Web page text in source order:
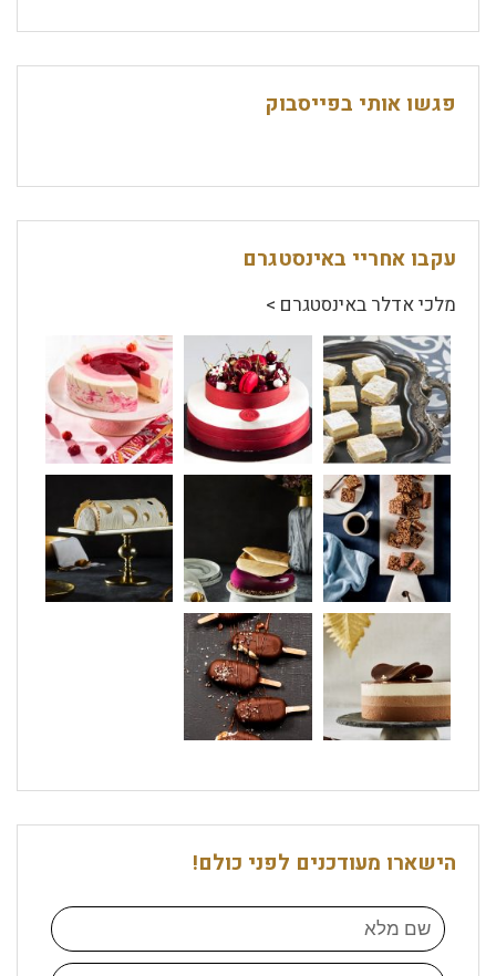
פגשו אותי בפייסבוק
עקבו אחריי באינסטגרם
מלכי אדלר באינסטגרם >
הישארו מעודכנים לפני כולם!